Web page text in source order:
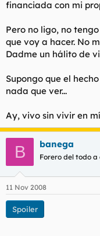
financiada con mi
Pero no ligo, no
que voy a hacer. No
Dadme un hálito de
Supongo que el
nada que ver...
Ay, vivo sin vivir en
B banega
Forero del todo a
11 Nov 2008
Spoiler